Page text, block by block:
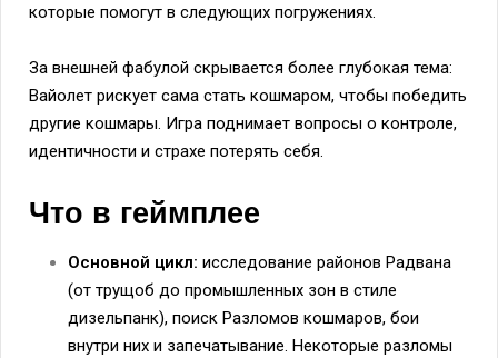
которые помогут в следующих погружениях.
За внешней фабулой скрывается более глубокая тема:
Вайолет рискует сама стать кошмаром, чтобы победить
другие кошмары. Игра поднимает вопросы о контроле,
идентичности и страхе потерять себя.
Что в геймплее
Основной цикл: исследование районов Радвана
(от трущоб до промышленных зон в стиле
дизельпанк), поиск Разломов кошмаров, бои
внутри них и запечатывание. Некоторые разломы